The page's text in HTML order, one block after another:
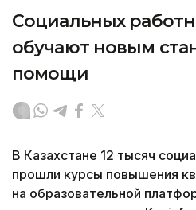
Социальных
обучают новым
помощи
В Казахстане 12 тысяч
прошли курсы повышения
на образовательной